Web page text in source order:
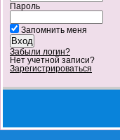
Пароль
Запомнить меня
Забыли логин?
Нет учетной записи?
Зарегистрироваться